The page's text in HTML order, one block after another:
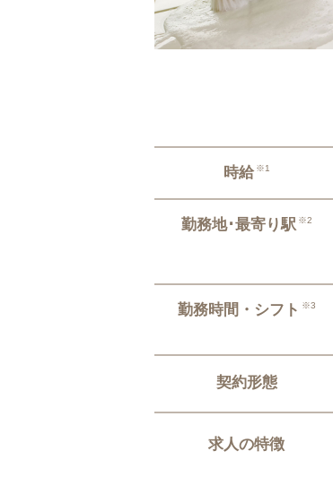
時給 ※1
勤務地･最寄り駅 ※2
勤務時間・シフト ※3
契約形態
求人の特徴